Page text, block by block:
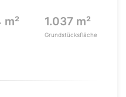
m² 1.037 m²
Grundstücksfläche